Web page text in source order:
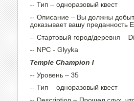
-- Тип – одноразовый квест
-- Описание – Вы должны
доказывает вашу преданность
-- Стартовый город/деревня –
-- NPC - Glyyka
Temple Champion I
-- Уровень – 35
-- Тип – одноразовый квест